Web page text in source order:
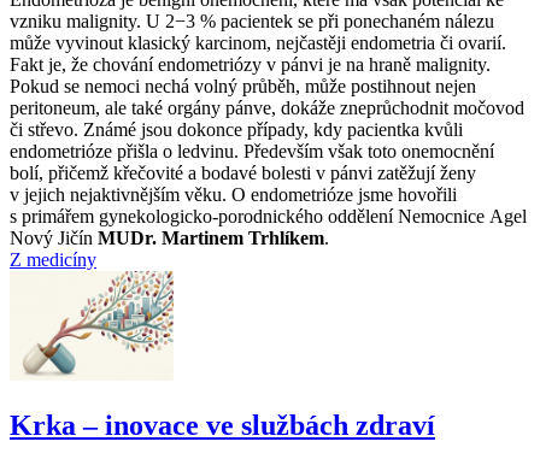
vzniku malignity. U 2−3 % pacientek se při ponechaném nálezu
může vyvinout klasický karcinom, nejčastěji endometria či ovarií.
Fakt je, že chování endometriózy v pánvi je na hraně malignity.
Pokud se nemoci nechá volný průběh, může postihnout nejen
peritoneum, ale také orgány pánve, dokáže zneprůchodnit močovod
či střevo. Známé jsou dokonce případy, kdy pacientka kvůli
endometrióze přišla o ledvinu. Především však toto onemocnění
bolí, přičemž křečovité a bodavé bolesti v pánvi zatěžují ženy
v jejich nejaktivnějším věku. O endometrióze jsme hovořili
s primářem gynekologicko-porodnického oddělení Nemocnice Agel
Nový Jičín MUDr. Martinem Trhlíkem.
Z medicíny
Krka –⁠ inovace ve službách zdraví